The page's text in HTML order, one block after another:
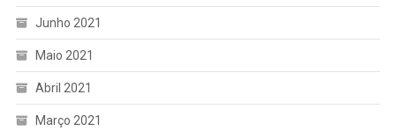
Junho 2021
Maio 2021
Abril 2021
Março 2021